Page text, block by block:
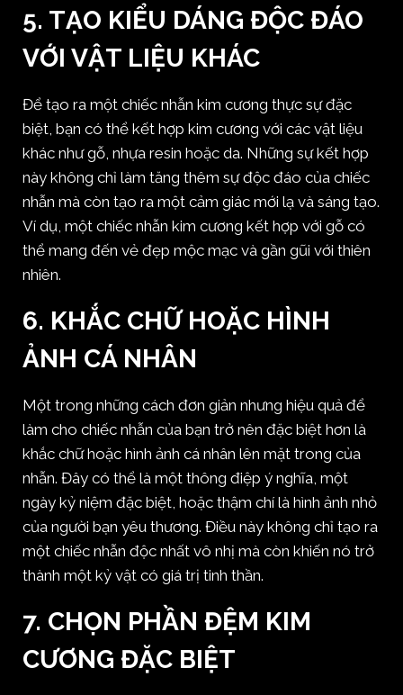
5. TẠO KIỂU DÁNG ĐỘC ĐÁO
VỚI VẬT LIỆU KHÁC
Để tạo ra một chiếc nhẫn kim cương thực sự đặc
biệt, bạn có thể kết hợp kim cương với các vật liệu
khác như gỗ, nhựa resin hoặc da. Những sự kết hợp
này không chỉ làm tăng thêm sự độc đáo của chiếc
nhẫn mà còn tạo ra một cảm giác mới lạ và sáng tạo.
Ví dụ, một chiếc nhẫn kim cương kết hợp với gỗ có
thể mang đến vẻ đẹp mộc mạc và gần gũi với thiên
nhiên.
6. KHẮC CHỮ HOẶC HÌNH
ẢNH CÁ NHÂN
Một trong những cách đơn giản nhưng hiệu quả để
làm cho chiếc nhẫn của bạn trở nên đặc biệt hơn là
khắc chữ hoặc hình ảnh cá nhân lên mặt trong của
nhẫn. Đây có thể là một thông điệp ý nghĩa, một
ngày kỷ niệm đặc biệt, hoặc thậm chí là hình ảnh nhỏ
của người bạn yêu thương. Điều này không chỉ tạo ra
một chiếc nhẫn độc nhất vô nhị mà còn khiến nó trở
thành một kỷ vật có giá trị tinh thần.
7. CHỌN PHẦN ĐỆM KIM
CƯƠNG ĐẶC BIỆT